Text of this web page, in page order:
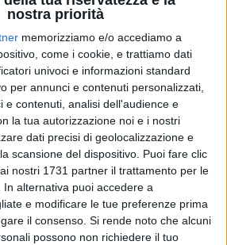
nostra priorità
memorizziamo e/o accediamo a
come i cookie, e trattiamo dati
univoci e informazioni standard
per annunci e contenuti personalizzati,
e contenuti, analisi dell'audience e
la tua autorizzazione noi e i nostri
dati precisi di geolocalizzazione e
scansione del dispositivo. Puoi fare clic
nostri 1731 partner il trattamento per le
alternativa puoi accedere a
e modificare le tue preferenze prima
il consenso. Si rende noto che alcuni
possono non richiedere il tuo
annullata dall'arbitro (De
segnalazione del secondo assistente
«Anche le immagini televisive -
la nostra tesi. L'arbitro e il suo
un abbaglio colossale e noi non ci
fanno riflettere perché vien da
Appena l'arbitro ha fischiato la
che ha sbandierato il fuorigioco
come se avesse la coscienza
dubbi sui suoi errori ma noi
Ad inizio stagione avevo inviato in
per chiedere un incontro